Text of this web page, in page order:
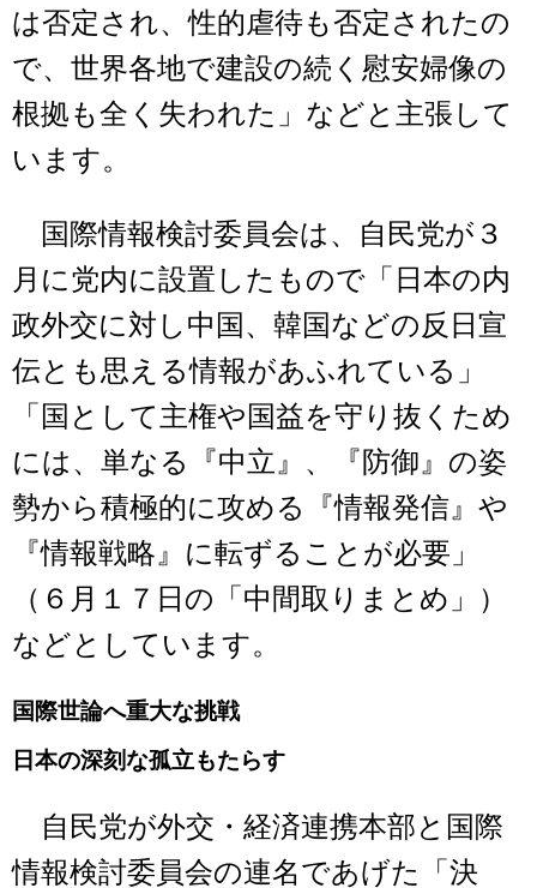
は否定され、性的虐待も否定されたの
で、世界各地で建設の続く慰安婦像の
根拠も全く失われた」などと主張して
います。
国際情報検討委員会は、自民党が３
月に党内に設置したもので「日本の内
政外交に対し中国、韓国などの反日宣
伝とも思える情報があふれている」
「国として主権や国益を守り抜くため
には、単なる『中立』、『防御』の姿
勢から積極的に攻める『情報発信』や
『情報戦略』に転ずることが必要」
（６月１７日の「中間取りまとめ」）
などとしています。
国際世論へ重大な挑戦
日本の深刻な孤立もたらす
自民党が外交・経済連携本部と国際
情報検討委員会の連名であげた「決